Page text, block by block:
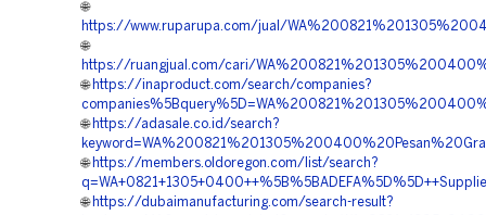
🌐
https://www.ruparupa.com/jual/
🌐
https://ruangjual.com/cari/
🌐 https://inaproduct.com/search/companies?
🌐 https://adasale.co.id/search?
🌐 https://members.oldoregon.com/list/search?
🌐 https://dubaimanufacturing.com/search-result?